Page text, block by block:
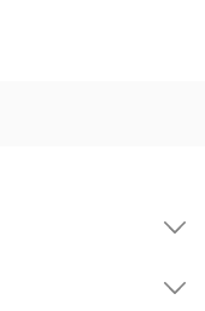
aplicar. Além
esportes